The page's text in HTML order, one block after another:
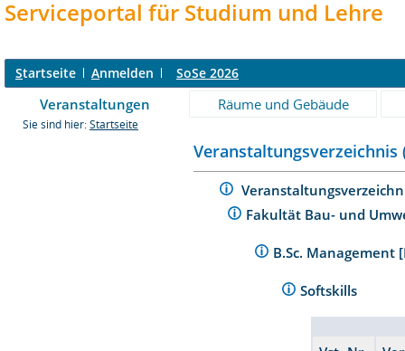
Serviceportal für Studium und Lehre
Startseite Anmelden SoSe 2026
Veranstaltungen Räume und Gebäude
Sie sind hier: Startseite
Veranstaltungsverzeichnis
Fakultät Bau- und
B.Sc.
Softskills